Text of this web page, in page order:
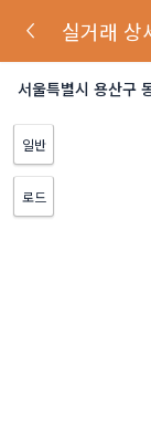
실거래 상
서울특별시 용산구
일반
로드